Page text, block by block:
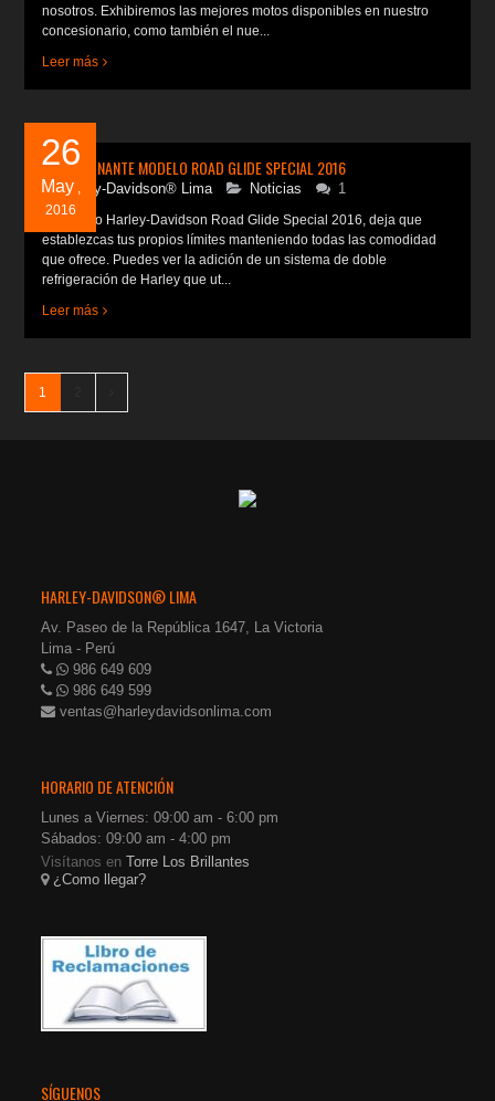
nosotros. Exhibiremos las mejores motos disponibles en nuestro
concesionario, como también el nue...
Leer más
26
May ,
2016
IMPRESIONANTE MODELO ROAD GLIDE SPECIAL 2016
Harley-Davidson® Lima Noticias 1
El modelo Harley-Davidson Road Glide Special 2016, deja que
establezcas tus propios límites manteniendo todas las comodidad
que ofrece. Puedes ver la adición de un sistema de doble
refrigeración de Harley que ut...
Leer más
1
HARLEY-DAVIDSON® LIMA
Av. Paseo de la República 1647, La Victoria
Lima - Perú
986 649 609
986 649 599
ventas@harleydavidsonlima.com
HORARIO DE ATENCIÓN
Lunes a Viernes: 09:00 am - 6:00 pm
Sábados: 09:00 am - 4:00 pm
Visítanos enTorre Los Brillantes
¿Como llegar?
SÍGUENOS